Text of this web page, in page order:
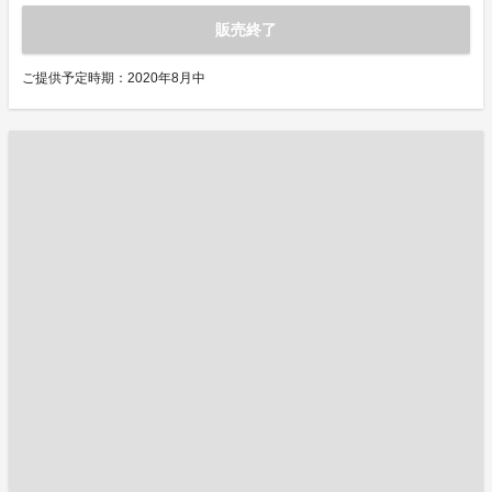
販売終了
ご提供予定時期：2020年8月中